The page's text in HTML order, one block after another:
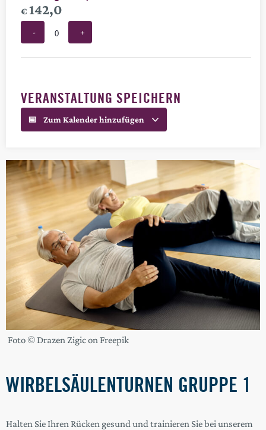
€ 142,0
-
Anzahl
+
VERANSTALTUNG SPEICHERN
Zum Kalender hinzufügen
Foto © Drazen Zigic on Freepik
WIRBELSÄULENTURNEN GRUPPE 1
Halten Sie Ihren Rücken gesund und trainieren Sie bei unserem